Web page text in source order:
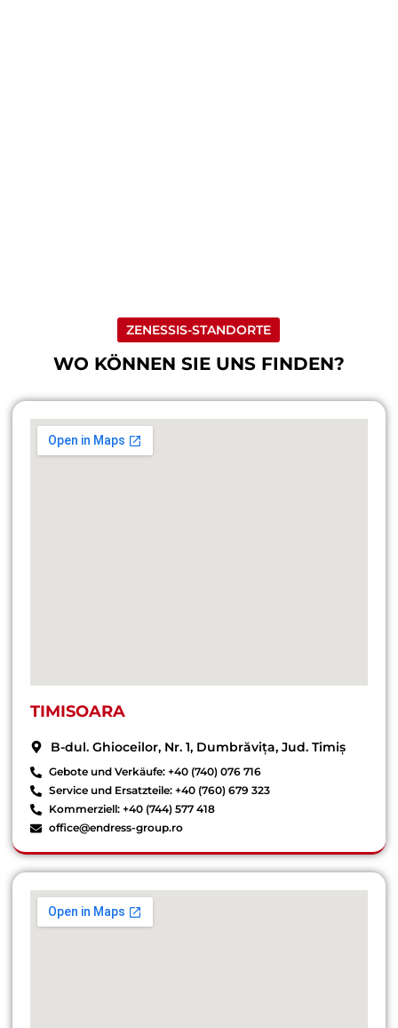
ZENESSIS-STANDORTE
WO KÖNNEN SIE UNS FINDEN?
TIMISOARA
B-dul. Ghioceilor, Nr. 1, Dumbrăvița, Jud. Timiș
Gebote und Verkäufe: +40 (740) 076 716
Service und Ersatzteile: +40 (760) 679 323
Kommerziell: +40 (744) 577 418
office@endress-group.ro